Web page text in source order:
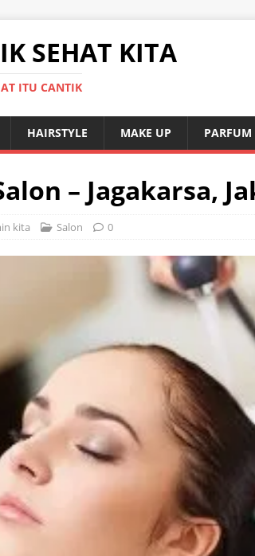
SEHAT KITA
ITU CANTIK
HAIRSTYLE MAKE UP
– Jagakarsa,
kita Salon 0